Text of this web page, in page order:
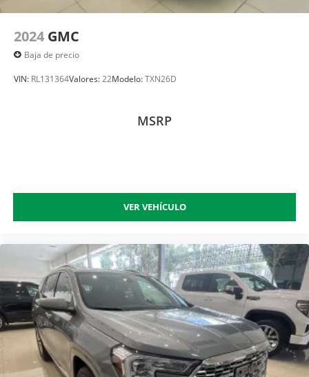
2024 GMC
Baja de precio
VIN: RL131364Valores:22Modelo:TXN26D
MSRP
VER VEHÍCULO